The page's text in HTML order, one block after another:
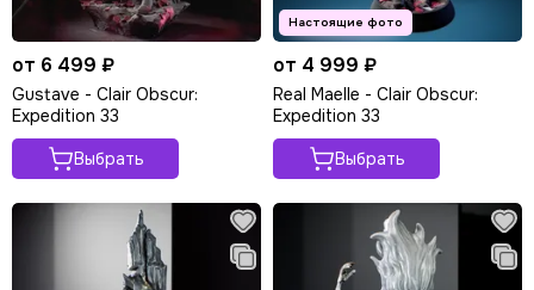
от 6 499 ₽
Gustave - Clair Obscur:
Expedition 33
Выбрать
от 4 999 ₽
Real Maelle - Clair Obscur:
Expedition 33
Выбрать